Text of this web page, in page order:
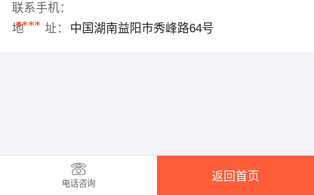
联系手机：
****
地 址： 中国湖南益阳市秀峰路64号
电话咨询
返回首页